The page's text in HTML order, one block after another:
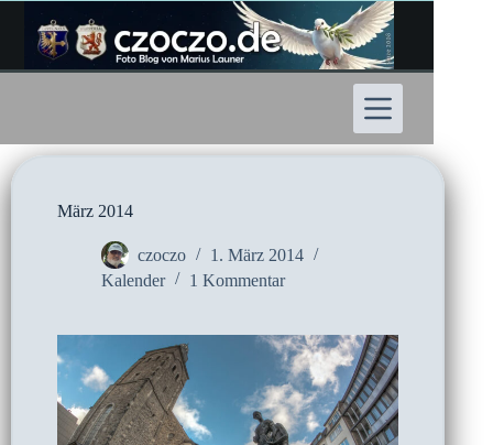
Inhalt
springen
März 2014
czoczo
1. März 2014
Kalender
1 Kommentar